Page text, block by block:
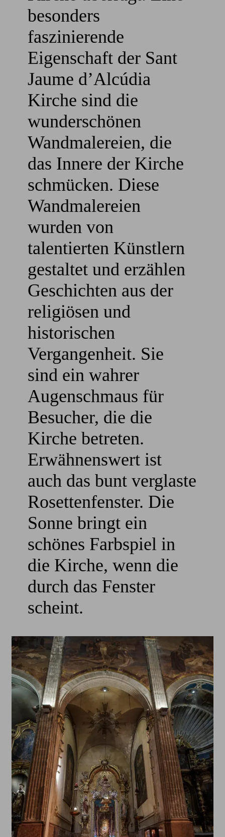
besonders
faszinierende
Eigenschaft der Sant
Jaume d’Alcúdia
Kirche sind die
wunderschönen
Wandmalereien, die
das Innere der Kirche
schmücken. Diese
Wandmalereien
wurden von
talentierten Künstlern
gestaltet und erzählen
Geschichten aus der
religiösen und
historischen
Vergangenheit. Sie
sind ein wahrer
Augenschmaus für
Besucher, die die
Kirche betreten.
Erwähnenswert ist
auch das bunt verglaste
Rosettenfenster. Die
Sonne bringt ein
schönes Farbspiel in
die Kirche, wenn die
durch das Fenster
scheint.